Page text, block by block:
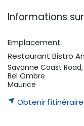
Informations
Emplacement
Restaurant Bistro
Savanne Coast
Bel Ombre
Maurice
Obtenir l'itinéraire